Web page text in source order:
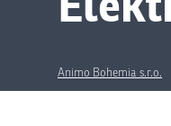
Animo Bohemia s.r.o.